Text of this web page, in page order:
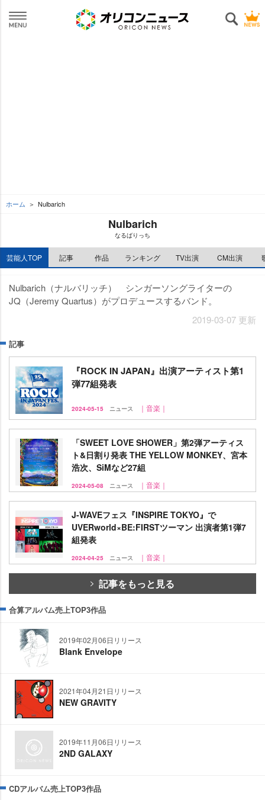
ホーム Nulbarich
Nulbarich
なるばりっち
芸能人TOP 記事 作品 ランキング TV出演 CM出演
Nulbarich（ナルバリッチ） シンガーソングライターの
JQ（Jeremy Quartus）がプロデュースするバンド。
2019-03-07 更新
記事
『ROCK IN JAPAN』出演アーティスト第1
弾77組発表
2024-05-15 ニュース ｜音楽｜
「SWEET LOVE SHOWER」第2弾アーティス
ト&日割り発表 THE YELLOW MONKEY、宮本
浩次、SiMなど27組
2024-05-08 ニュース ｜音楽｜
J-WAVEフェス『INSPIRE TOKYO』で
UVERworld×BE:FIRSTツーマン 出演者第1弾7
組発表
2024-04-25 ニュース ｜音楽｜
記事をもっと見る
合算アルバム売上TOP3作品
2019年02月06日リリース
Blank Envelope
2021年04月21日リリース
NEW GRAVITY
2019年11月06日リリース
2ND GALAXY
CDアルバム売上TOP3作品